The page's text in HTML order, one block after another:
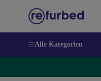
Alle Kategorien